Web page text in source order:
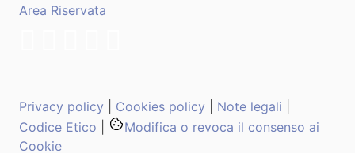
Area Riservata
Privacy policy Cookies policy Note legali
Codice Etico
Modifica o revoca il consenso ai
Cookie